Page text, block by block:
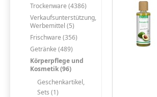
Trockenware (4386)
Verkaufsunterstützung,
Werbemittel (5)
Frischware (356)
Getränke (489)
Körperpflege und
Kosmetik (96)
Geschenkartikel,
Sets (1)